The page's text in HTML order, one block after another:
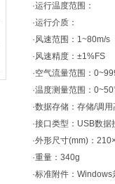
·运行温度范围：
·运行介质：
·风速范围：1~80m/s
·风速精度：±1%FS
·空气流量范围：
·温度测量范围：
·数据存储：存储/调
·接口类型：USB数据
·外形尺寸(mm)：
·重量：340g
·标准附件：